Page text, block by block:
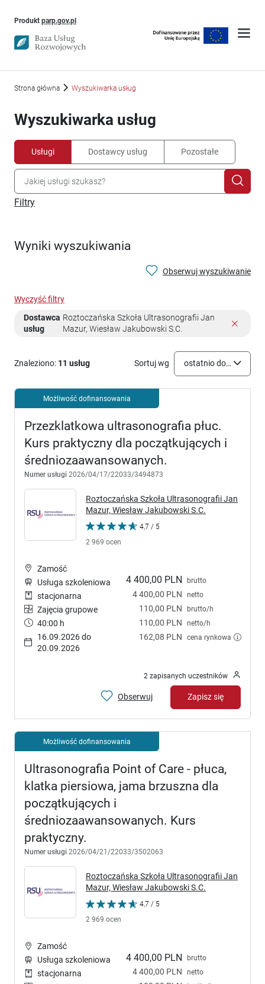
Produkt parp.gov.plUwaga, link otworzy się w nowym oknie
Strona główna Wyszukiwarka usług
Wyszukiwarka usług
Usługi Dostawcy usług Pozostałe
Filtry
Wyniki wyszukiwania
Obserwuj wyszukiwanie
Wyczyść filtry
Dostawca
usług
Roztoczańska Szkoła Ultrasonografii Jan
Mazur, Wiesław Jakubowski S.C.
Znaleziono: 11 usług Sortuj wg ostatnio dodane
Możliwość dofinansowania
Przezklatkowa ultrasonografia płuc.
Kurs praktyczny dla początkujących i
średniozaawansowanych.
Numer usługi 2026/04/17/22033/3494873
Roztoczańska Szkoła Ultrasonografii Jan
Mazur, Wiesław Jakubowski S.C.
4,7 / 5
2 969 ocen
4 400,00 PLN brutto
4 400,00 PLN netto
110,00 PLN brutto/h
110,00 PLN netto/h
162,08 PLN cena rynkowa
Zamość
Usługa szkoleniowa
stacjonarna
Zajęcia grupowe
40:00 h
16.09.2026 do
20.09.2026
2 zapisanych uczestników
Obserwuj Zapisz się
Możliwość dofinansowania
Ultrasonografia Point of Care - płuca,
klatka piersiowa, jama brzuszna dla
początkujących i
średniozaawansowanych. Kurs
praktyczny.
Numer usługi 2026/04/21/22033/3502063
Roztoczańska Szkoła Ultrasonografii Jan
Mazur, Wiesław Jakubowski S.C.
4,7 / 5
2 969 ocen
4 400,00 PLN brutto
4 400,00 PLN netto
Zamość
Usługa szkoleniowa
stacjonarna